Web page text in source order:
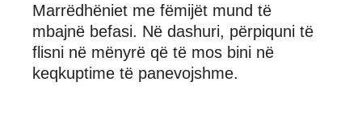
Marrëdhëniet me fëmijët mund të
mbajnë befasi. Në dashuri, përpiquni të
flisni në mënyrë që të mos bini në
keqkuptime të panevojshme.